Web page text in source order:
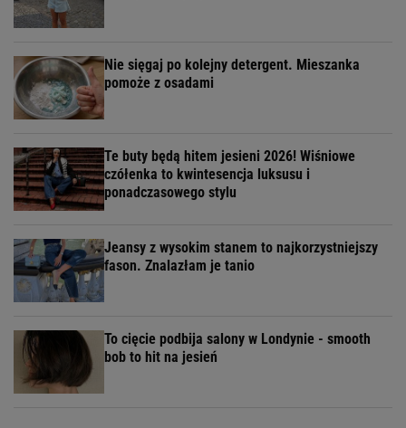
Nie sięgaj po kolejny detergent. Mieszanka
pomoże z osadami
Te buty będą hitem jesieni 2026! Wiśniowe
czółenka to kwintesencja luksusu i
ponadczasowego stylu
Jeansy z wysokim stanem to najkorzystniejszy
fason. Znalazłam je tanio
To cięcie podbija salony w Londynie - smooth
bob to hit na jesień